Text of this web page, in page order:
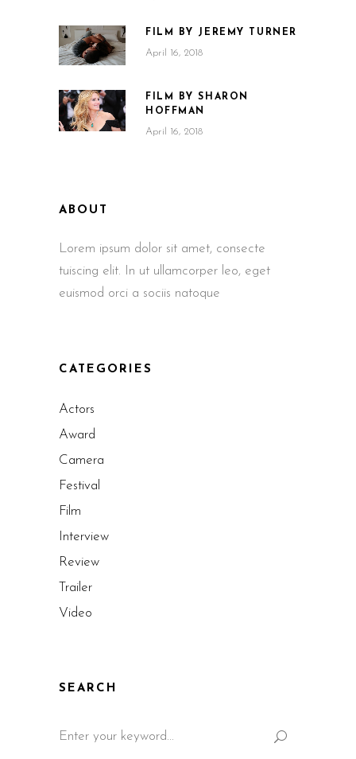
FILM BY JEREMY TURNER
April 16, 2018
FILM BY SHARON
HOFFMAN
April 16, 2018
ABOUT
Lorem ipsum dolor sit amet, consecte
tuiscing elit. In ut ullamcorper leo, eget
euismod orci a sociis natoque
CATEGORIES
Actors
Award
Camera
Festival
Film
Interview
Review
Trailer
Video
SEARCH
for: